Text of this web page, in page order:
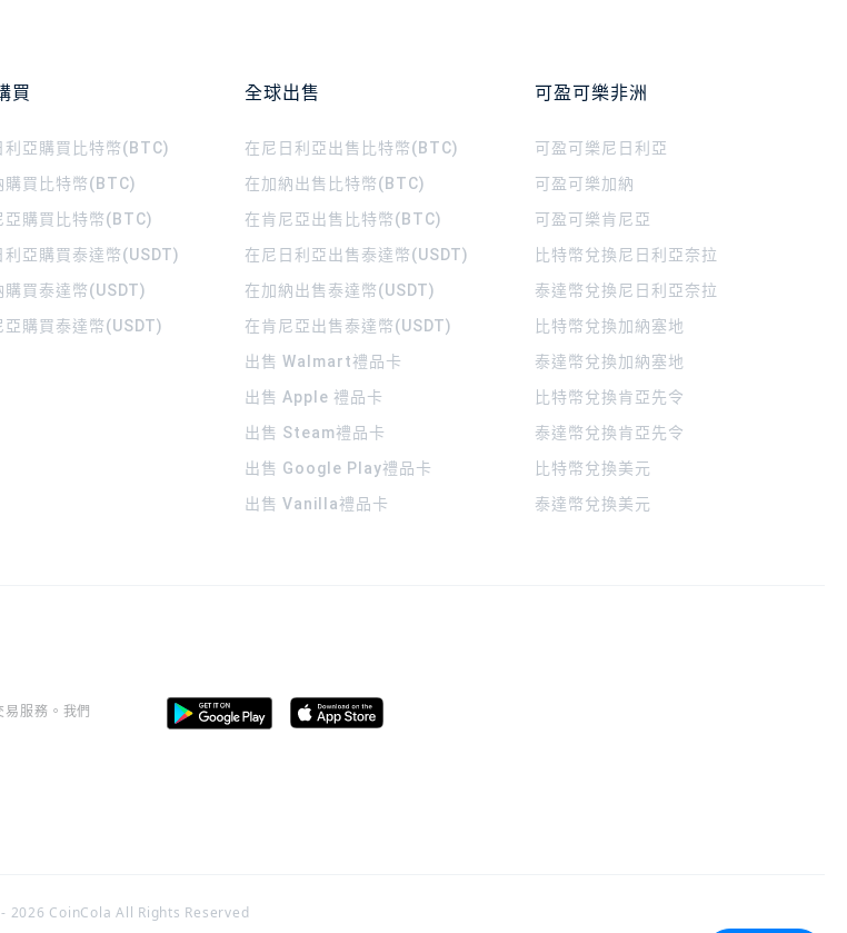
買
利亞購買比特幣(BTC)
購買比特幣(BTC)
亞購買比特幣(BTC)
利亞購買泰達幣(USDT)
購買泰達幣(USDT)
亞購買泰達幣(USDT)
全球出售
在尼日利亞出售比特幣(BTC)
在加納出售比特幣(BTC)
在肯尼亞出售比特幣(BTC)
在尼日利亞出售泰達幣(USDT)
在加納出售泰達幣(USDT)
在肯尼亞出售泰達幣(USDT)
出售 Walmart禮品卡
出售 Apple 禮品卡
出售 Steam禮品卡
出售 Google Play禮品卡
出售 Vanilla禮品卡
可盈可樂非洲
可盈可樂 尼日利亞
可盈可樂加納
可盈可樂肯尼亞
比特幣兌換尼日利亞奈拉
泰達幣兌換尼日利亞奈拉
比特幣兌換加納塞地
泰達幣兌換加納塞地
比特幣兌換肯亞先令
泰達幣兌換肯亞先令
比特幣兌換美元
泰達幣兌換美元
服務。我們
2026 CoinCola All Rights Reserved